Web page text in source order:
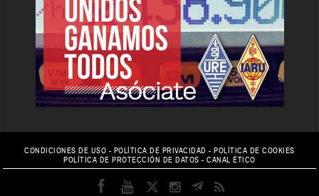
CONDICIONES DE USO - POLÍTICA DE PRIVACIDAD -POLÍTICA DE COOKIES
POLÍTICA DE PROTECCIÓN DE DATOS -CANAL ÉTICO